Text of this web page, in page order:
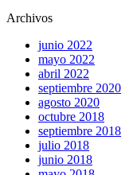
Archivos
junio 2022
mayo 2022
abril 2022
septiembre 2020
agosto 2020
octubre 2018
septiembre 2018
julio 2018
junio 2018